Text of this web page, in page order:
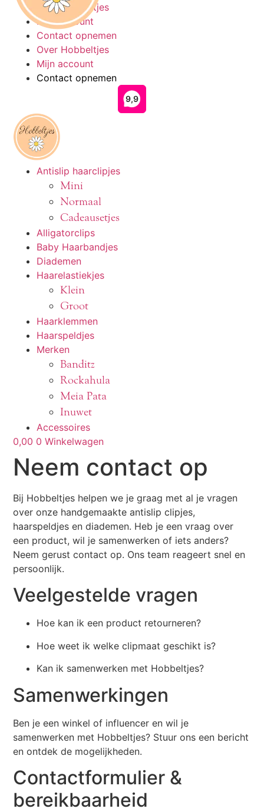
inhoud
Over Hobbeltjes
Mijn account
Contact opnemen
Over Hobbeltjes
Mijn account
Contact opnemen
Antislip haarclipjes
Mini
Normaal
Cadeausetjes
Alligatorclips
Baby Haarbandjes
Diademen
Haarelastiekjes
Klein
Groot
Haarklemmen
Haarspeldjes
Merken
Banditz
Rockahula
Meia Pata
Inuwet
Accessoires
0,00 0 Winkelwagen
Neem contact op
Bij Hobbeltjes helpen we je graag met al je vragen
over onze handgemaakte antislip clipjes,
haarspeldjes en diademen. Heb je een vraag over
een product, wil je samenwerken of iets anders?
Neem gerust contact op. Ons team reageert snel en
persoonlijk.
Veelgestelde vragen
Hoe kan ik een product retourneren?
Hoe weet ik welke clipmaat geschikt is?
Kan ik samenwerken met Hobbeltjes?
Samenwerkingen
Ben je een winkel of influencer en wil je
samenwerken met Hobbeltjes? Stuur ons een bericht
en ontdek de mogelijkheden.
Contactformulier &
bereikbaarheid